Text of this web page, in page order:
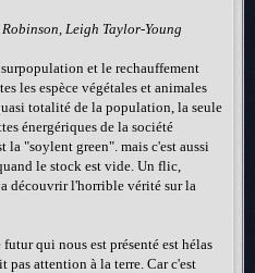
Leigh Taylor-Young
et le rechauffement
les espèce végétales et animales
totalité de la population, la seule
énergériques de la société
la "soylent green". mais c'est aussi
le stock est vide. Un flic,
découvrir l'horrible vérité sur la
qui nous est présenté est hélas
pas attention à la terre. Car c'est